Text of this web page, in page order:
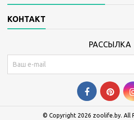
КОНТАКТ
РАССЫЛКА
© Copyright 2026 zoolife.by. All